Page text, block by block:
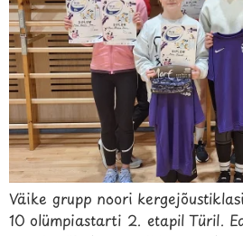
Väike grupp noori
10 olümpiastarti 2. etapil Türil.